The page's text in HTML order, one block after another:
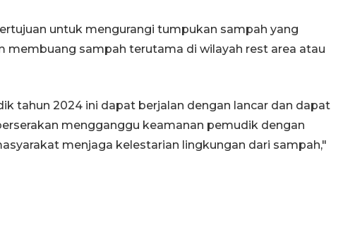
untuk mengurangi tumpukan sampah yang
membuang sampah terutama di wilayah rest area atau
tahun 2024 ini dapat berjalan dengan lancar dan dapat
mengganggu keamanan pemudik dengan
menjaga kelestarian lingkungan dari sampah,"
FOTO - Kirab memperingati
02 April 2026 12:51 WIB